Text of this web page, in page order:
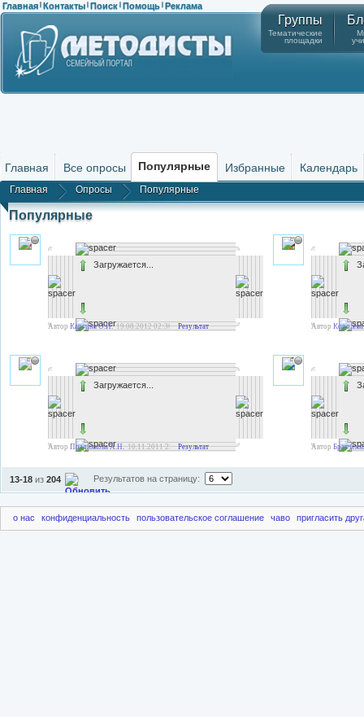
Главная | Контакты | Поиск | Помощь | Реклама
Группы
Тематические
площадки
Главная Все опросы Популярные Избранные Календарь
Главная Опросы Популярные
Популярные
Загружается...
Автор Каргина О.И. 19.08.2012 02:36 Результат Автор
Загружается...
Автор Позднякова А.Н. 10.11.2011 23:48Результат Автор
13-18 из 204 Результатов на страницу:
о нас конфиденциальность пользовательское соглашение чаво пригласить